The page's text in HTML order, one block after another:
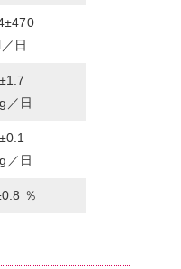
日
／日
／日
％